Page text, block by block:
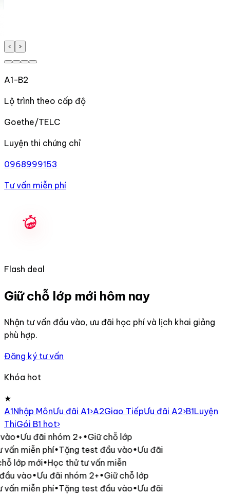
‹ ›
A1-B2
Lộ trình theo cấp độ
Goethe/TELC
Luyện thi chứng chỉ
0968999153
Tư vấn miễn phí
Flash deal
Giữ chỗ lớp mới hôm nay
Nhận tư vấn đầu vào, ưu đãi học phí và lịch khai giảng
phù hợp.
Đăng ký tư vấn
Khóa hot
★
A1Nhập MônƯu đãi A1›A2Giao TiếpƯu đãi A2›B1Luyện
ThiGói B1 hot›
•Ưu đãi nhóm 2+•Giữ chỗ lớp
miễn phí•Tặng test đầu vào•Ưu đãi
lớp mới•Học thử tư vấn miễn
vào•Ưu đãi nhóm 2+•Giữ chỗ lớp
miễn phí•Tặng test đầu vào•Ưu đãi